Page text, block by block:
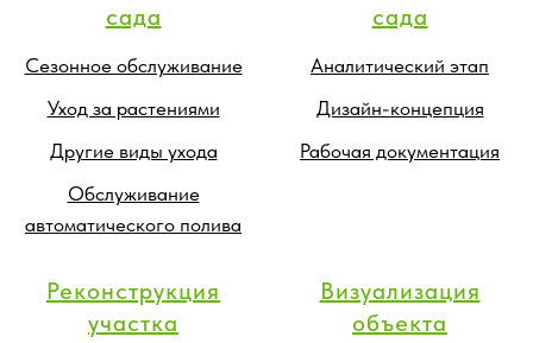
сада
Сезонное обслуживание
Уход за растениями
Другие виды ухода
Обслуживание
автоматического полива
сада
Аналитический этап
Дизайн-концепция
Рабочая документация
Реконструкция
участка
Визуализация
объекта